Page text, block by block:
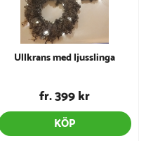
Ullkrans med ljusslinga
fr. 399 kr
KÖP